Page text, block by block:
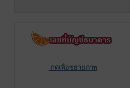
กดเพื่อขยายภาพ